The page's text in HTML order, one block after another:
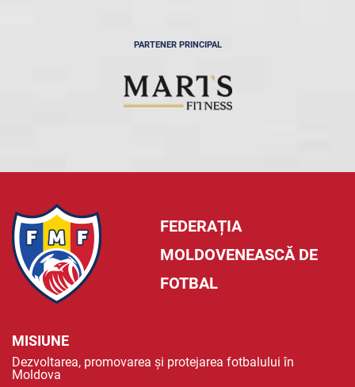
PARTENER PRINCIPAL
FEDERAȚIA
MOLDOVENEASCĂ DE
FOTBAL
MISIUNE
Dezvoltarea, promovarea și protejarea fotbalului în
Moldova